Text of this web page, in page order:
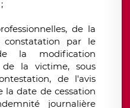
de la
par le
la modification
la victime, sous
de l'avis
la date de cessation
journalière